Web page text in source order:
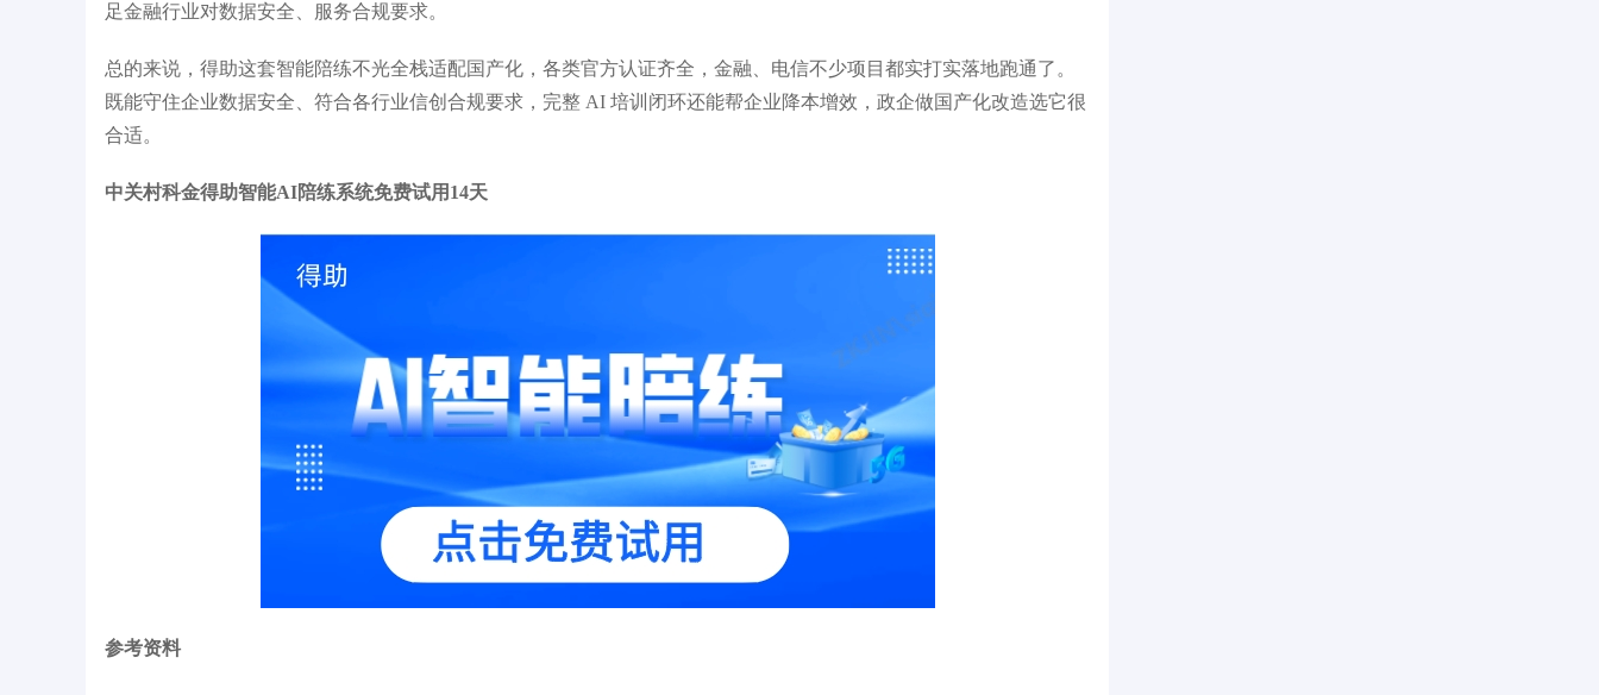
足金融行业对数据安全、服务合规要求。
总的来说，得助这套智能陪练不光全栈适配国产化，各类官方认证齐全，金融、电信不少项目都实打实落地跑通了。
既能守住企业数据安全、符合各行业信创合规要求，完整 AI 培训闭环还能帮企业降本增效，政企做国产化改造选它很
合适。
中关村科金得助智能AI陪练系统免费试用14天
参考资料